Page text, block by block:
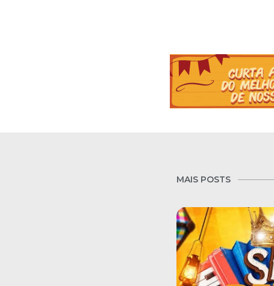
MAIS POSTS